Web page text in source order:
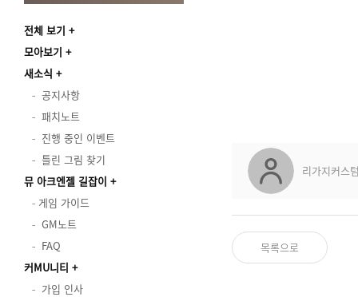
전체 보기
모아보기
새소식
공지사항
패치노트
진행 중인 이벤트
틀린 그림 찾기
뮤 아크엔젤 길잡이
게임 가이드
GM노트
FAQ
커MU니티
가입 인사
리가지커스
목록으로